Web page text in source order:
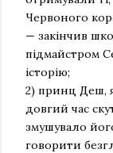
Червоного
— закінчив
підмайстром
історію;
2) принц Деш,
довгий час
змушувало
говорити